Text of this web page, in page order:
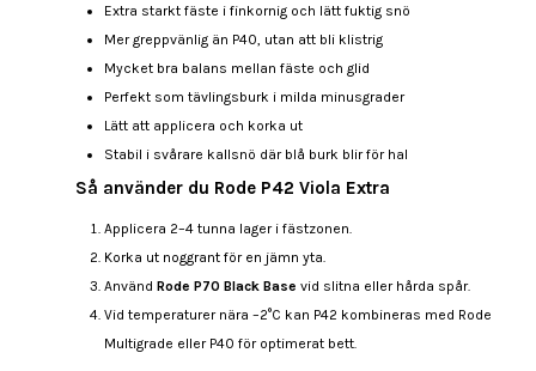
Extra starkt fäste i finkornig och lätt fuktig snö
Mer greppvänlig än P40, utan att bli klistrig
Mycket bra balans mellan fäste och glid
Perfekt som tävlingsburk i milda minusgrader
Lätt att applicera och korka ut
Stabil i svårare kallsnö där blå burk blir för hal
Så använder du Rode P42 Viola Extra
Applicera 2–4 tunna lager i fästzonen.
Korka ut noggrant för en jämn yta.
Använd Rode P70 Black Base vid slitna eller hårda spår.
Vid temperaturer nära –2°C kan P42 kombineras med Rode
Multigrade eller P40 för optimerat bett.